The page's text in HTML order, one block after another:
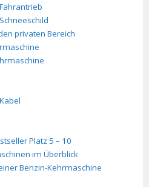
privaten Bereich
Platz 5 – 10
im Überblick
Benzin-Kehrmaschine